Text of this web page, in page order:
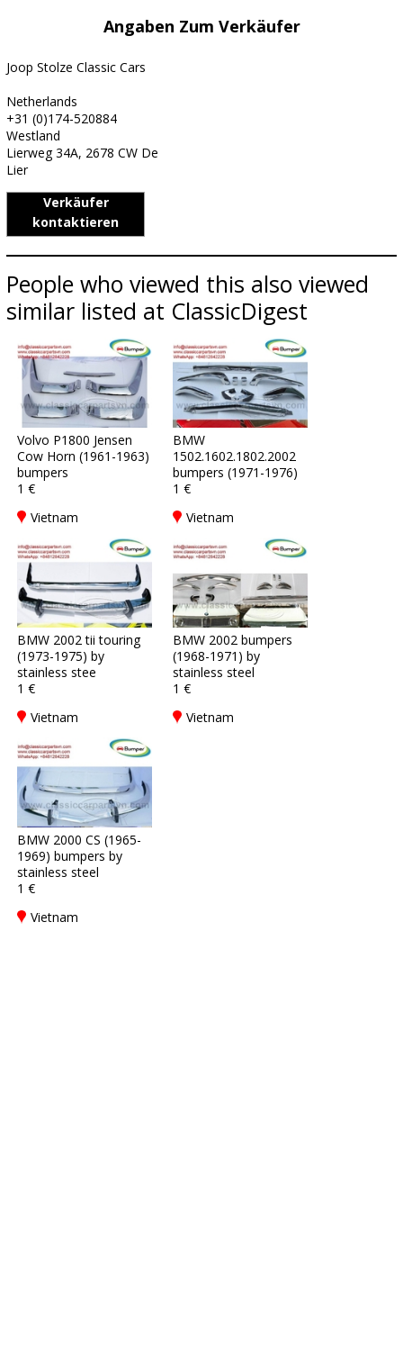
Angaben Zum Verkäufer
Joop Stolze Classic Cars
Netherlands
+31 (0)174-520884
Westland
Lierweg 34A, 2678 CW De
Lier
Verkäufer
kontaktieren
People who viewed this also viewed
similar listed at ClassicDigest
Volvo P1800 Jensen
Cow Horn (1961-1963)
bumpers
1 €
Vietnam
BMW
1502.1602.1802.2002
bumpers (1971-1976)
1 €
Vietnam
BMW 2002 tii touring
(1973-1975) by
stainless stee
1 €
Vietnam
BMW 2002 bumpers
(1968-1971) by
stainless steel
1 €
Vietnam
BMW 2000 CS (1965-
1969) bumpers by
stainless steel
1 €
Vietnam